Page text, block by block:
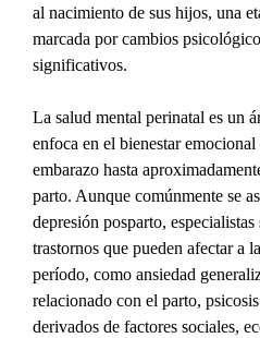
al nacimiento de sus hijos, una
marcada por cambios
significativos.
La salud mental perinatal es un
enfoca en el bienestar emocional
embarazo hasta
parto. Aunque comúnmente se
depresión posparto,
trastornos que pueden afectar a
período, como ansiedad
relacionado con el parto,
derivados de factores sociales,